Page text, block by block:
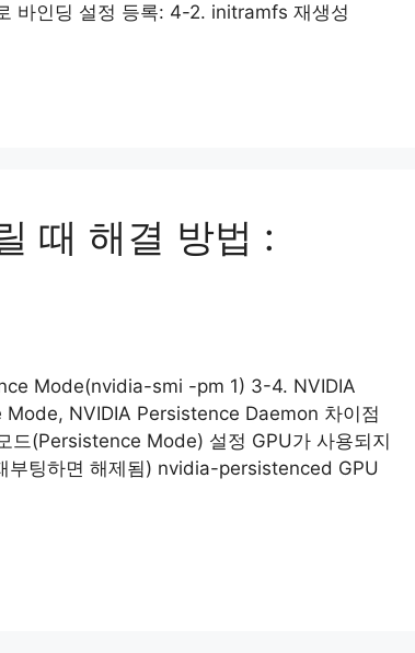
바인딩 설정 등록: 4-2. initramfs 재생성
때 해결 방법 :
Mode(nvidia-smi -pm 1) 3-4. NVIDIA
NVIDIA Persistence Daemon 차이점
드(Persistence Mode) 설정 GPU가 사용되지
부팅하면 해제됨) nvidia-persistenced GPU